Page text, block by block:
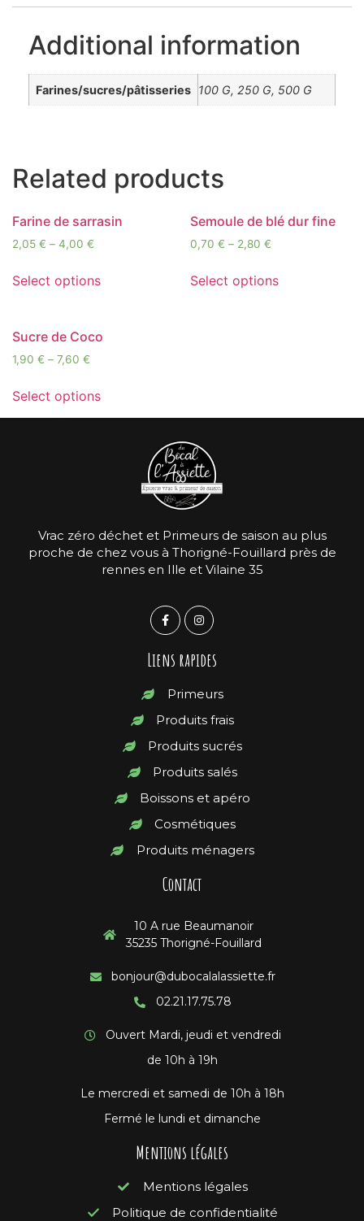
Additional information
Farines/sucres/pâtisseries 100 G, 250 G, 500 G
Related products
Farine de sarrasin
2,05 € – 4,00 €
Select options
Semoule de blé dur fine
0,70 € – 2,80 €
Select options
Sucre de Coco
1,90 € – 7,60 €
Select options
Vrac zéro déchet et Primeurs de saison au plus
proche de chez vous à Thorigné-Fouillard près de
rennes en Ille et Vilaine 35
Liens rapides
Primeurs
Produits frais
Produits sucrés
Produits salés
Boissons et apéro
Cosmétiques
Produits ménagers
Contact
10 A rue Beaumanoir
35235 Thorigné-Fouillard
bonjour@dubocalalassiette.fr
02.21.17.75.78
Ouvert Mardi, jeudi et vendredi
de 10h à 19h
Le mercredi et samedi de 10h à 18h
Fermé le lundi et dimanche
Mentions légales
Mentions légales
Politique de confidentialité